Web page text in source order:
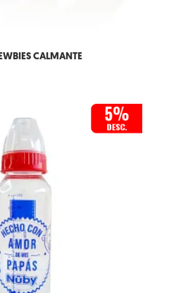
CALMANTE